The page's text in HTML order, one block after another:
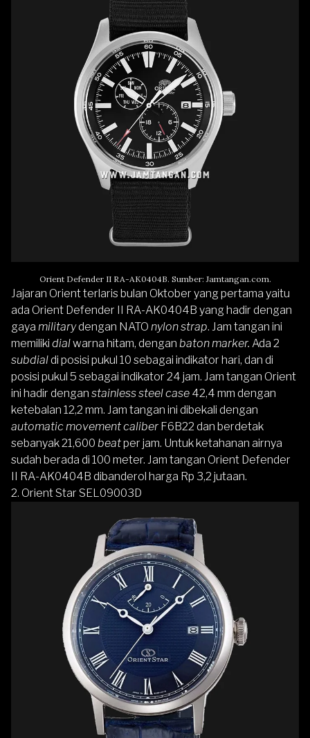
Orient Defender II RA-AK0404B. Sumber: Jamtangan.com.
Jajaran Orient terlaris bulan Oktober yang pertama yaitu
ada Orient Defender II RA-AK0404B yang hadir dengan
gaya militarydengan NATO nylon strap. Jam tangan ini
memiliki dialwarna hitam, dengan baton marker. Ada 2
subdialdi posisi pukul 10 sebagai indikator hari, dan di
posisi pukul 5 sebagai indikator 24 jam. Jam tangan Orient
ini hadir dengan stainless steel case 42,4 mm dengan
ketebalan 12,2 mm. Jam tangan ini dibekali dengan
automatic movement caliber F6B22 dan berdetak
sebanyak 21,600 beatper jam. Untuk ketahanan airnya
sudah berada di 100 meter. Jam tangan Orient Defender
II RA-AK0404B dibanderol harga Rp 3,2 jutaan.
2. Orient Star SEL09003D